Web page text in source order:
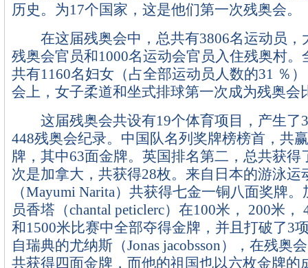
历史。为17个国家，这是他们第一次残奥会。
在这届残奥会中，总共有3806名运动员，
残奥会官员和1000名运动会官员入住残奥村。
共有1160名妇女（占全部运动员人数的31 ％
会上，女子柔道和坐式排球第一次成为残奥会
这届残奥会共设有19个体育项目，产生了
448残奥会纪录。中国队名列奖牌榜榜首，共
牌，其中63面金牌。英国排名第二，总共获得
次是加拿大，共获得28枚。来自日本的游泳运
（Mayumi Narita）共获得七金一铜八面奖牌
员香塔（chantal peticlerc）在100米， 200米，
和1500米比赛中全部夺得金牌，并且打破了3
自瑞典的尤纳斯（Jonas jacobsson），在残奥
共获得四面金牌，而他的祖国也以六枚金牌的